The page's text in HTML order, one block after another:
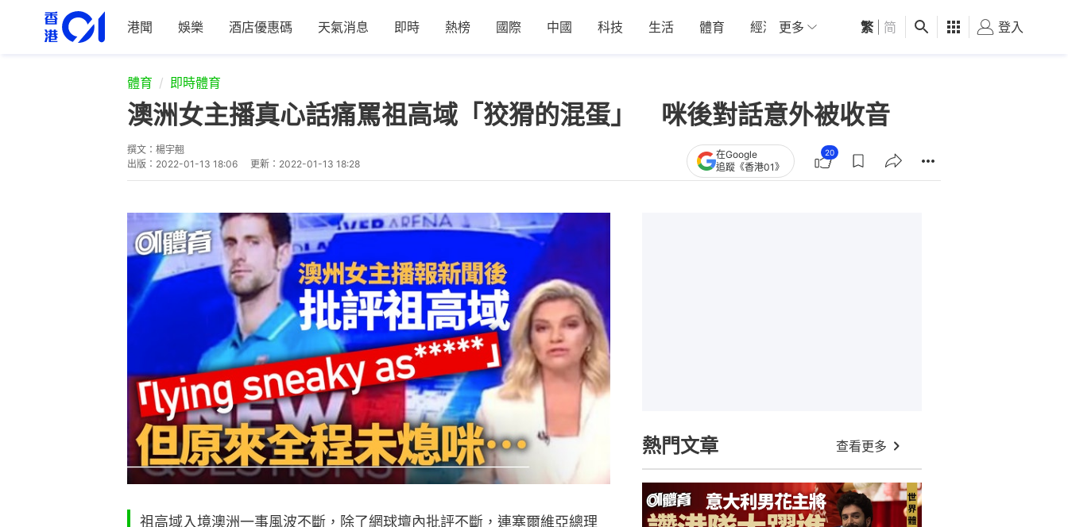
港聞 娛樂 酒店優惠碼 天氣消息 即時 熱榜 國際 中國 科技 生活 體育 經濟 01深圳 觀點 健康 好食玩飛
更多 繁 简 登入
體育 即時體育
澳洲女主播真心話痛罵祖高域「狡猾的混蛋」 咪後對話意外被收音
撰文： 楊宇翹
出版： 2022-01-13 18:06 更新： 2022-01-13 18:28
在Google
追蹤《香港01》
20
祖高域入境澳洲一事風波不斷，除了網球壇內批評不斷，連塞爾維亞總理
熱門文章 查看更多